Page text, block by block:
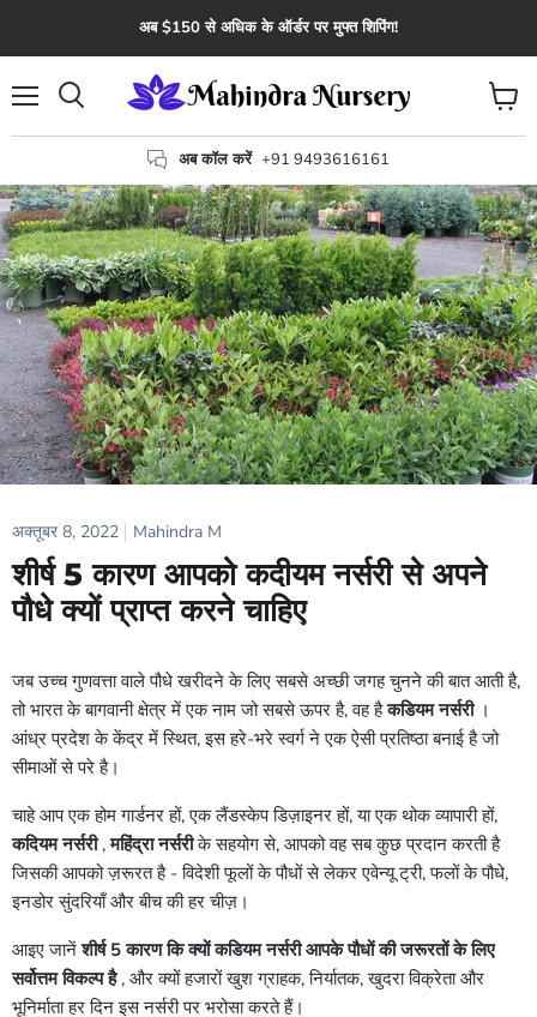
अब $150 से अधिक के ऑर्डर पर मुफ्त शिपिंग!
अब कॉल करें +91 9493616161
कार्ट
देंखे
अक्तूबर 8, 2022 Mahindra M
शीर्ष 5 कारण आपको कदीयम नर्सरी से अपने
पौधे क्यों प्राप्त करने चाहिए
जब उच्च गुणवत्ता वाले पौधे खरीदने के लिए सबसे अच्छी जगह चुनने की बात आती है,
तो भारत के बागवानी क्षेत्र में एक नाम जो सबसे ऊपर है, वह हैकडियम नर्सरी।
आंध्र प्रदेश के केंद्र में स्थित, इस हरे-भरे स्वर्ग ने एक ऐसी प्रतिष्ठा बनाई है जो
सीमाओं से परे है।
चाहे आप एक होम गार्डनर हों, एक लैंडस्केप डिज़ाइनर हों, या एक थोक व्यापारी हों,
कदियम नर्सरी,महिंद्रा नर्सरीके सहयोग से, आपको वह सब कुछ प्रदान करती है
जिसकी आपको ज़रूरत है - विदेशी फूलों के पौधों से लेकर एवेन्यू ट्री, फलों के पौधे,
इनडोर सुंदरियाँ और बीच की हर चीज़।
आइए जानेंशीर्ष 5 कारण कि क्यों कडियम नर्सरी आपके पौधों की जरूरतों के लिए
सर्वोत्तम विकल्प है, और क्यों हजारों खुश ग्राहक, निर्यातक, खुदरा विक्रेता और
भूनिर्माता हर दिन इस नर्सरी पर भरोसा करते हैं।